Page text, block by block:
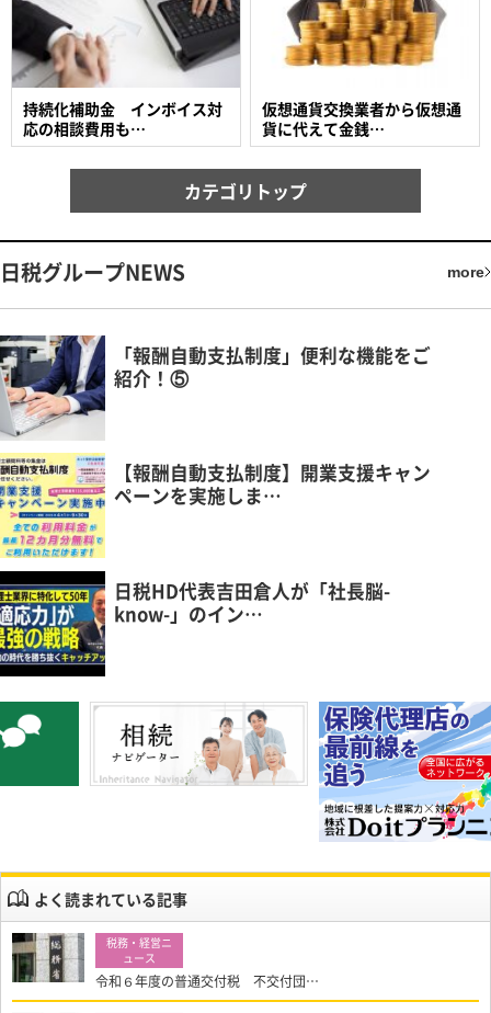
仮想通貨交換業者から仮想通
貨に代えて金銭…
持続化補助金 インボイス対
応の相談費用も…
カテゴリトップ
日税グループNEWS more
「報酬自動支払制度」便利な機能をご
紹介！⑤
【報酬自動支払制度】開業支援キャン
ペーンを実施しま…
日税HD代表吉田倉人が「社長脳-
know-」のイン…
よく読まれている記事
令和６年度の普通交付税 不交付団…